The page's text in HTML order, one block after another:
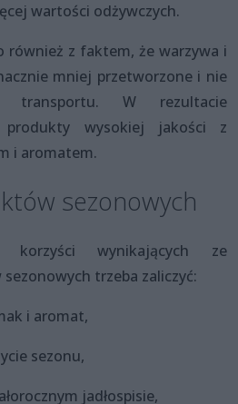
wartości odżywczych.
również z faktem, że warzywa i
mniej przetworzone i nie
transportu. W rezultacie
produkty wysokiej jakości z
i aromatem.
sezonowych
korzyści wynikających ze
trzeba zaliczyć:
i aromat,
sezonu,
jadłospisie,